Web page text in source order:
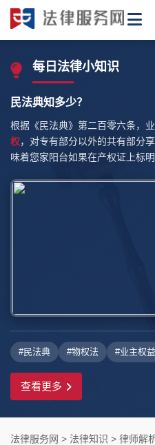
每日法律小知识
民法典知多少？
根据《民法典》第二百零六条，
权，对专有部分以外的共有部分
味着您家阳台如果在产权证上标
#民法典 #物权法 #业主权益
查看更多
法律服务网 > 法律知识 > 律师解